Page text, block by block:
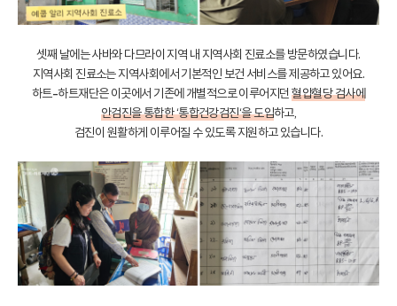
셋째 날에는 사바와 다므라이 지역 내 지역사회 진료소를 방문하였습니다.
지역사회 진료소는 지역사회에서 기본적인 보건 서비스를 제공하고 있어요.
하트-하트재단은 이곳에서 기존에 개별적으로 이루어지던혈압·혈당 검사에
안검진을 통합한 ‘통합건강검진‘을 도입하고,
검진이 원활하게 이루어질 수 있도록 지원하고 있습니다.